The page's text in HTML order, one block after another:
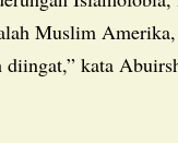
Muslim
diingat,” kata